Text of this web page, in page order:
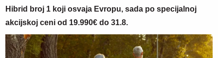
Hibrid broj 1 koji osvaja Evropu, sada po specijalnoj
akcijskoj ceni od 19.990€ do 31.8.